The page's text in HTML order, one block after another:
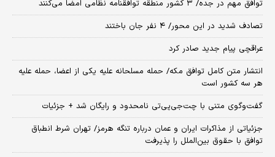
توافق مهم در جده/ ۳ کشور منطقه توافقنامه نظامی امضا می‌کنند
تصادف شدید در این محور/ ۴ نفر جان باختند
عراقچی پیام جدید صادر کرد
انتشار متن کامل توافق مکه/ حمله مسلحانه علیه یکی از اعضا، حمله علیه
هر سه کشور است
گفت‌وگوی متنی با چت‌جی‌پی‌تی نامحدود و رایگان شد + جزئیات
جزئیاتی از مذاکرات ایران و عمان درباره تنگه هرمز/ تهران شرط انطباق
توافق با حقوق بین‌الملل را پذیرفت